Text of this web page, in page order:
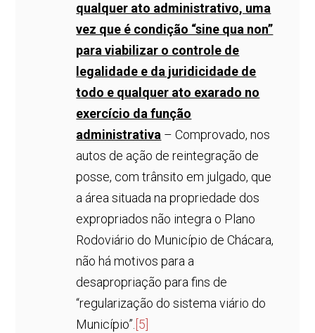
qualquer ato administrativo, uma
vez que é condição “sine qua non”
para viabilizar o controle de
legalidade e da juridicidade de
todo e qualquer ato exarado no
exercício da função
administrativa – Comprovado, nos
autos de ação de reintegração de
posse, com trânsito em julgado, que
a área situada na propriedade dos
expropriados não integra o Plano
Rodoviário do Município de Chácara,
não há motivos para a
desapropriação para fins de
“regularização do sistema viário do
Município”. [5]